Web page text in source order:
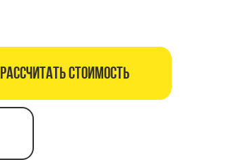
Рассчитать стоимость